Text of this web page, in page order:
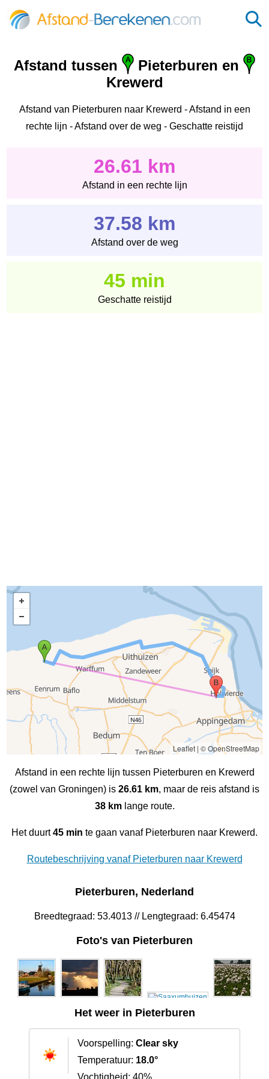
Afstand tussen
Pieterburen en
Krewerd
Afstand van Pieterburen naar Krewerd - Afstand in een
rechte lijn - Afstand over de weg - Geschatte reistijd
26.61 km
Afstand in een rechte lijn
37.58 km
Afstand over de weg
45 min
Geschatte reistijd
Leaflet| © OpenStreetMap
Afstand in een rechte lijn tussen Pieterburen en Krewerd
(zowel van Groningen) is 26.61 km, maar de reis afstand is
38 kmlange route.
Het duurt45 min te gaan vanaf Pieterburen naar Krewerd.
Routebeschrijving vanaf Pieterburen naar Krewerd
Pieterburen, Nederland
Breedtegraad: 53.4013 // Lengtegraad: 6.45474
Foto's van Pieterburen
Het weer in Pieterburen
Voorspelling: Clear sky
Temperatuur: 18.0°